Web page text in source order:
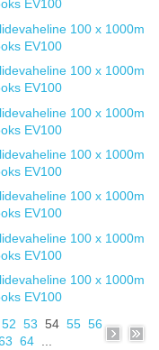
52 53 54 55 56
64...